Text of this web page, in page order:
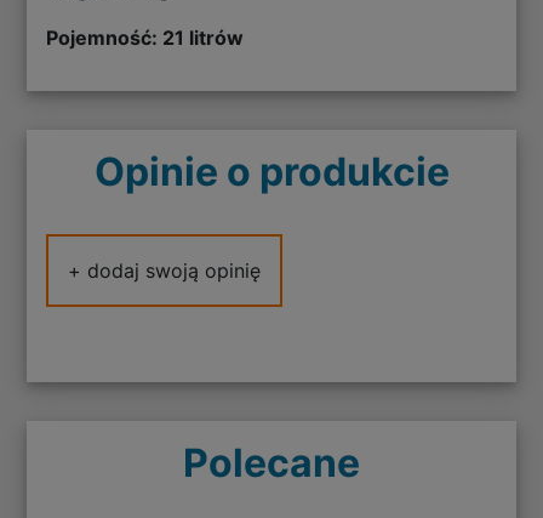
Pojemność: 21 litrów
Opinie o produkcie
+ dodaj swoją opinię
Polecane